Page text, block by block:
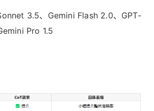
3.5、Gemini Flash 2.0、GPT-
Pro 1.5